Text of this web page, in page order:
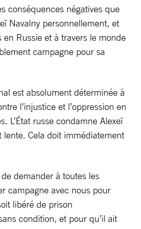
conséquences négatives que
Navalny personnellement, et
en Russie et à travers le monde
campagne pour sa
est absolument déterminée à
l’injustice et l’oppression en
L’État russe condamne Alexeï
lente. Cela doit immédiatement
demander à toutes les
campagne avec nous pour
libéré de prison
condition, et pour qu’il ait